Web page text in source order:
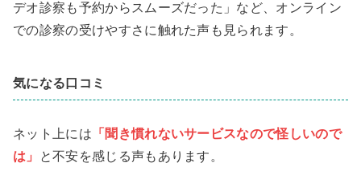
デオ診察も予約からスムーズだった」など、オンライン
での診察の受けやすさに触れた声も見られます。
気になる口コミ
ネット上には 「聞き慣れないサービスなので怪しいので
は」
と不安を感じる声もあります。